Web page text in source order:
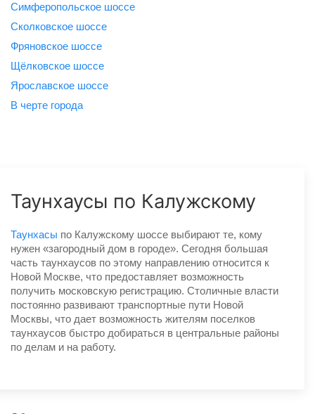
Симферопольское шоссе
Сколковское шоссе
Фряновское шоссе
Щёлковское шоссе
Ярославское шоссе
B черте города
Таунхаусы по Калужскому
Таунхасы по Калужскому шоссе выбирают те, кому
нужен «загородный дом в городе». Сегодня большая
часть таунхаусов по этому направлению относится к
Новой Москве, что предоставляет возможность
получить московскую регистрацию. Столичные власти
постоянно развивают транспортные пути Новой
Москвы, что дает возможность жителям поселков
таунхаусов быстро добираться в центральные районы
по делам и на работу.